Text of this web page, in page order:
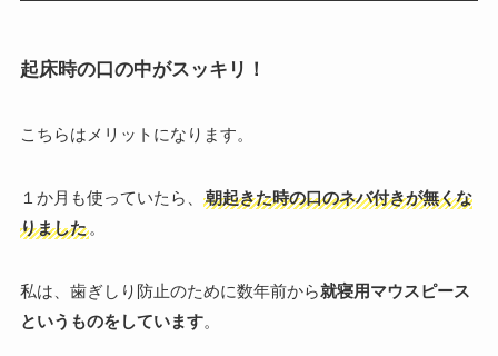
起床時の口の中がスッキリ！
こちらはメリットになります。
１か月も使っていたら、
朝起きた時の口のネバ付きが無くな
りました。
私は、歯ぎしり防止のために数年前から就寝用マウスピース
というものをしています。